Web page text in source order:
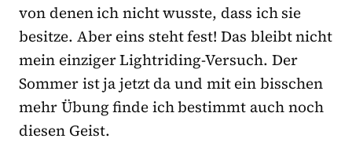
von denen ich nicht wusste, dass ich sie
besitze. Aber eins steht fest! Das bleibt nicht
mein einziger Lightriding-Versuch. Der
Sommer ist ja jetzt da und mit ein bisschen
mehr Übung finde ich bestimmt auch noch
diesen Geist.